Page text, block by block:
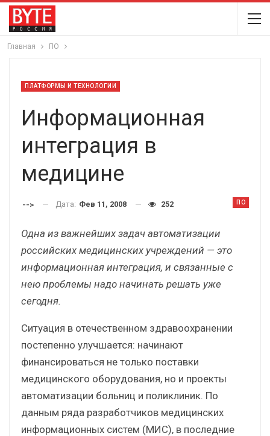
Главная ПО
ПЛАТФОРМЫ И ТЕХНОЛОГИИ
Информационная
интеграция в
медицине
ПО
--> Дата: Фев 11, 2008 252
Одна из важнейших задач автоматизации
российских медицинских учреждений — это
информационная интеграция, и связанные с
нею проблемы надо начинать решать уже
сегодня.
Ситуация в отечественном здравоохранении
постепенно улучшается: начинают
финансироваться не только поставки
медицинского оборудования, но и проекты
автоматизации больниц и поликлиник. По
данным ряда разработчиков медицинских
информационных систем (МИС), в последние